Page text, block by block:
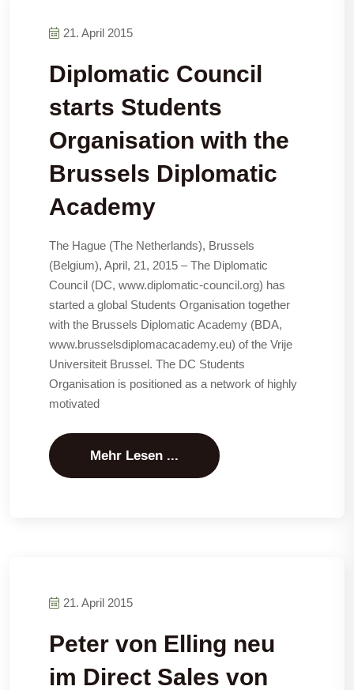
21. April 2015
Diplomatic Council
starts Students
Organisation with the
Brussels Diplomatic
Academy
The Hague (The Netherlands), Brussels
(Belgium), April, 21, 2015 – The Diplomatic
Council (DC, www.diplomatic-council.org) has
started a global Students Organisation together
with the Brussels Diplomatic Academy (BDA,
www.brusselsdiplomacacademy.eu) of the Vrije
Universiteit Brussel. The DC Students
Organisation is positioned as a network of highly
motivated
Mehr Lesen ...
21. April 2015
Peter von Elling neu
im Direct Sales von